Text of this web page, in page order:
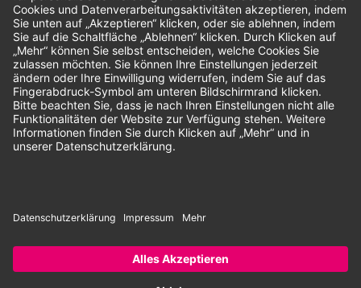
Unsere Zahlungsarten:
Rechnung SEPA-Lastschrift Vorkasse